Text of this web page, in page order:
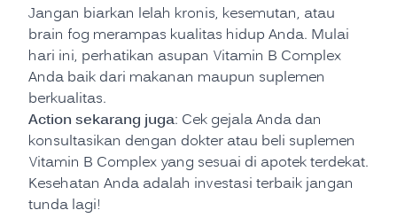
Jangan biarkan lelah kronis, kesemutan, atau
brain fog merampas kualitas hidup Anda. Mulai
hari ini, perhatikan asupan Vitamin B Complex
Anda baik dari makanan maupun suplemen
berkualitas.
Action sekarang juga: Cek gejala Anda dan
konsultasikan dengan dokter atau beli suplemen
Vitamin B Complex yang sesuai di apotek terdekat.
Kesehatan Anda adalah investasi terbaik jangan
tunda lagi!